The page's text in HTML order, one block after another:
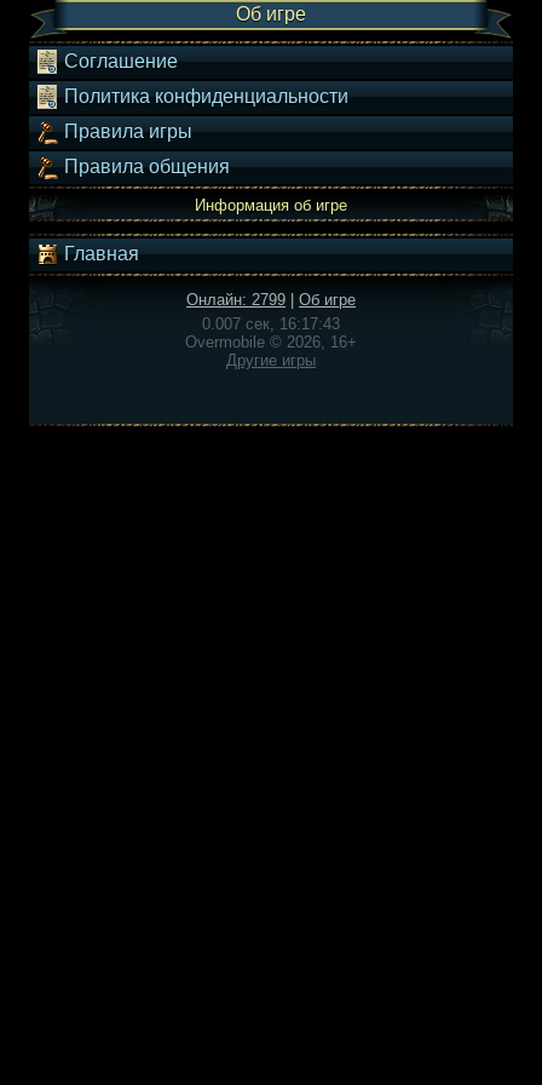
Об игре
Соглашение
Политика конфиденциальности
Правила игры
Правила общения
Информация об игре
Главная
Онлайн: 2799
Об игре
0.007 сек, 16:17:43
Overmobile © 2026, 16+
Другие игры